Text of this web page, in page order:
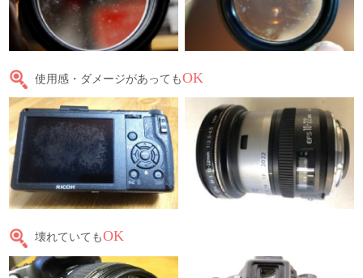
使用感・ダメージがあってもOK
壊れていてもOK